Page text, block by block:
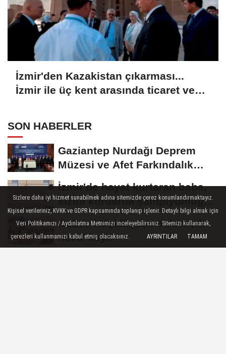
İzmir'den Kazakistan çıkarması...
İzmir ile üç kent arasında ticaret ve
SON HABERLER
Gaziantep Nurdağı Deprem
Müzesi ve Afet Farkındalık
Merkezi için...
İzmir'de hayat kurtaran baba,
kızını kortlarda şampiyonluğa
hazırlıyor
Gebze Köşklüçeşme'de 'açık
hava' keyif
Sizlere daha iyi hizmet sunabilmek adına sitemizde çerez konumlandırmaktayız.
Kişisel verileriniz, KVKK ve GDPR kapsamında toplanıp işlenir. Detaylı bilgi almak için
Veri Politikamızı / Aydınlatma Metnimizi inceleyebilirsiniz. Sitemizi kullanarak,
çerezleri kullanmamızı kabul etmiş olacaksınız.
AYRINTILAR TAMAM